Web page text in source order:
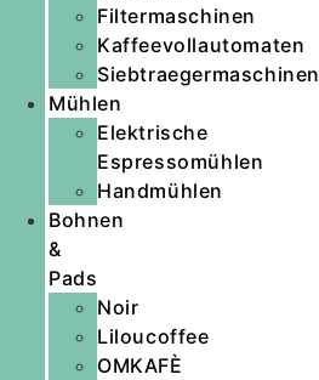
Filtermaschinen
Kaffeevollautomaten
Siebtraegermaschinen
Mühlen
Elektrische
Espressomühlen
Handmühlen
Bohnen
&
Pads
Noir
Liloucoffee
OMKAFÈ